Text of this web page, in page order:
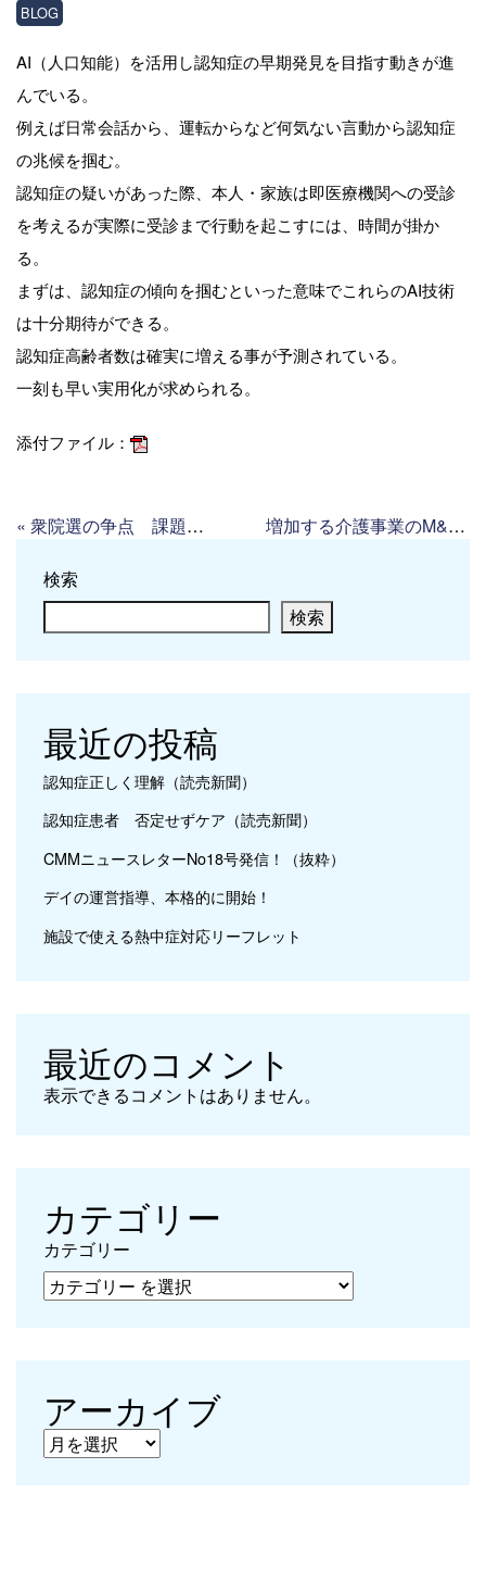
BLOG
AI（人口知能）を活用し認知症の早期発見を目指す動きが進
んでいる。
例えば日常会話から、運転からなど何気ない言動から認知症
の兆候を掴む。
認知症の疑いがあった際、本人・家族は即医療機関への受診
を考えるが実際に受診まで行動を起こすには、時間が掛か
る。
まずは、認知症の傾向を掴むといった意味でこれらのAI技術
は十分期待ができる。
認知症高齢者数は確実に増える事が予測されている。
一刻も早い実用化が求められる。
添付ファイル：
« 衆院選の争点 課題の現場 （読売新聞） 増加する介護事業のM&A（高齢者住宅新聞）
検索
検索
最近の投稿
認知症正しく理解（読売新聞）
認知症患者 否定せずケア（読売新聞）
CMMニュースレターNo18号発信！（抜粋）
デイの運営指導、本格的に開始！
施設で使える熱中症対応リーフレット
最近のコメント
表示できるコメントはありません。
カテゴリー
カテゴリー
アーカイブ
アーカイブ